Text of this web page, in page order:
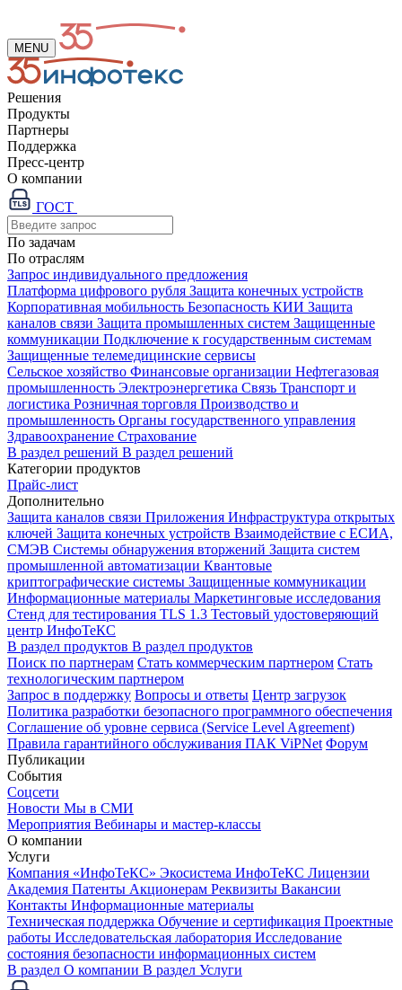
MENU
Решения
Продукты
Партнеры
Поддержка
Пресс-центр
О компании
ГОСТ
По задачам
По отраслям
Запрос индивидуального предложения
Платформа цифрового рубля Защита конечных устройств
Корпоративная мобильность Безопасность КИИ Защита
каналов связи Защита промышленных систем Защищенные
коммуникации Подключение к государственным системам
Защищенные телемедицинские сервисы
Сельское хозяйство Финансовые организации Нефтегазовая
промышленность Электроэнергетика Связь Транспорт и
логистика Розничная торговля Производство и
промышленность Органы государственного управления
Здравоохранение Страхование
В раздел решений В раздел решений
Категории продуктов
Прайс-лист
Дополнительно
Защита каналов связи Приложения Инфраструктура открытых
ключей Защита конечных устройств Взаимодействие с ЕСИА,
СМЭВ Системы обнаружения вторжений Защита систем
промышленной автоматизации Квантовые
криптографические системы Защищенные коммуникации
Информационные материалы Маркетинговые исследования
Стенд для тестирования TLS 1.3 Тестовый удостоверяющий
центр ИнфоТеКС
В раздел продуктов В раздел продуктов
Поиск по партнерам Стать коммерческим партнером Стать
технологическим партнером
Запрос в поддержку Вопросы и ответы Центр загрузок
Политика разработки безопасного программного обеспечения
Соглашение об уровне сервиса (Service Level Agreement)
Правила гарантийного обслуживания ПАК ViPNet Форум
Публикации
События
Соцсети
Новости Мы в СМИ
Мероприятия Вебинары и мастер-классы
О компании
Услуги
Компания «ИнфоТеКС» Экосистема ИнфоТеКС Лицензии
Академия Патенты Акционерам Реквизиты Вакансии
Контакты Информационные материалы
Техническая поддержка Обучение и сертификация Проектные
работы Исследовательская лаборатория Исследование
состояния безопасности информационных систем
В раздел О компании В раздел Услуги